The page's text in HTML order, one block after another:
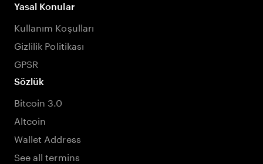
Yasal Konular
Kullanım Koşulları
Gizlilik Politikası
GPSR
Sözlük
Bitcoin 3.0
Altcoin
Wallet Address
See all termins